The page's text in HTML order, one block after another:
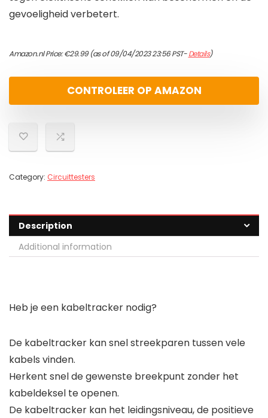
gevoeligheid verbetert.
Amazon.nl Price:€29.99(as of 09/04/2023 23:56 PST-Details)
CONTROLEER OP AMAZON
Category: Circuittesters
Description
Additional information
Heb je een kabeltracker nodig?
De kabeltracker kan snel streekparen tussen vele
kabels vinden.
Herkent snel de gewenste breekpunt zonder het
kabeldeksel te openen.
De kabeltracker kan het leidingsniveau, de positieve